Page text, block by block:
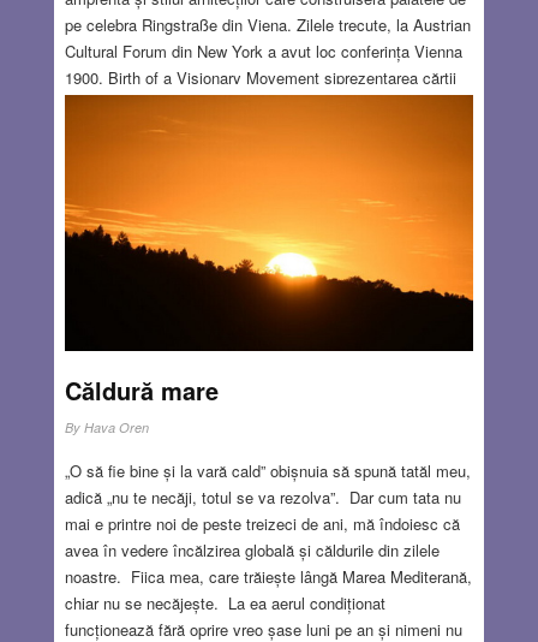
pe celebra Ringstraße din Viena. Zilele trecute, la Austrian
Cultural Forum din New York a avut loc conferința Vienna
1900. Birth of a Visionary Movement șiprezentarea cărții
City of Ideas Created the Modern World. Un capitol special
antisemitismul din acea perioadă.
Read more…
JUL 25, 2024
Căldură mare
By Hava Oren
„O să fie bine și la vară cald” obișnuia să spună tatăl meu,
adică „nu te necăji, totul se va rezolva”. Dar cum tata nu
mai e printre noi de peste treizeci de ani, mă îndoiesc că
avea în vedere încălzirea globală și căldurile din zilele
noastre. Fiica mea, care trăiește lângă Marea Mediterană,
chiar nu se necăjește. La ea aerul condiționat
funcționează fără oprire vreo șase luni pe an și nimeni nu